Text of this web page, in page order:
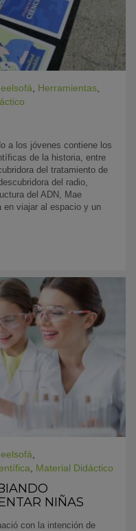
Herramientas
a los jóvenes contiene los
de la historia, entre
del tratamiento de
del radio,
del ADN, Mae
en viajar al espacio y un
Material Didáctico
NIÑAS
con la intención de